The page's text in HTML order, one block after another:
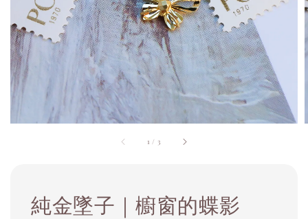
1 / 3
純金墜子｜櫥窗的蝶影